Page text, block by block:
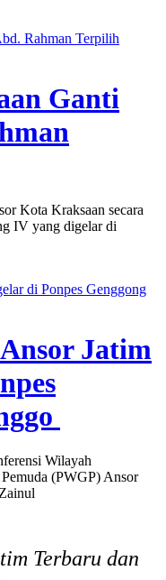
Rahman Terpilih
Ganti
Kota Kraksaan secara
IV yang digelar di
di Ponpes Genggong
Jatim
Wilayah
(PWGP) Ansor
Terbaru dan